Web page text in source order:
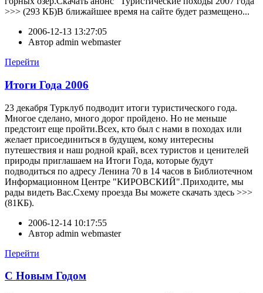
>>> (293 КБ)В ближайшее время на сайте будет размещено...
2006-12-13 13:27:05
Автор admin webmaster
Перейти
Итоги Года 2006
23 декабря Турклуб подводит итоги туристического года.
Многое сделано, много дорог пройдено. Но не меньше
предстоит еще пройти.Всех, кто был с нами в походах или
желает присоединиться в будущем, кому интересны
путешествия и наш родной край, всех туристов и ценителей
природы приглашаем на Итоги Года, которые будут
подводиться по адресу Ленина 70 в 14 часов в Библиотечном
Информационном Центре "КИРОВСКИЙ".Приходите, мы
рады видеть Вас.Схему проезда Вы можете скачать здесь >>>
(81КБ).
2006-12-14 10:17:55
Автор admin webmaster
Перейти
С Новым Годом